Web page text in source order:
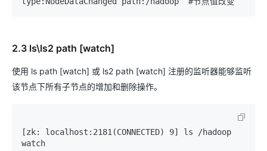
2.3 ls\ls2 path [watch]
使用 ls path [watch] 或 ls2 path [watch] 注册的监听器能够监听
该节点下所有子节点的增加和删除操作。
[zk: localhost:2181(CONNECTED) 9] ls /hadoop
watch